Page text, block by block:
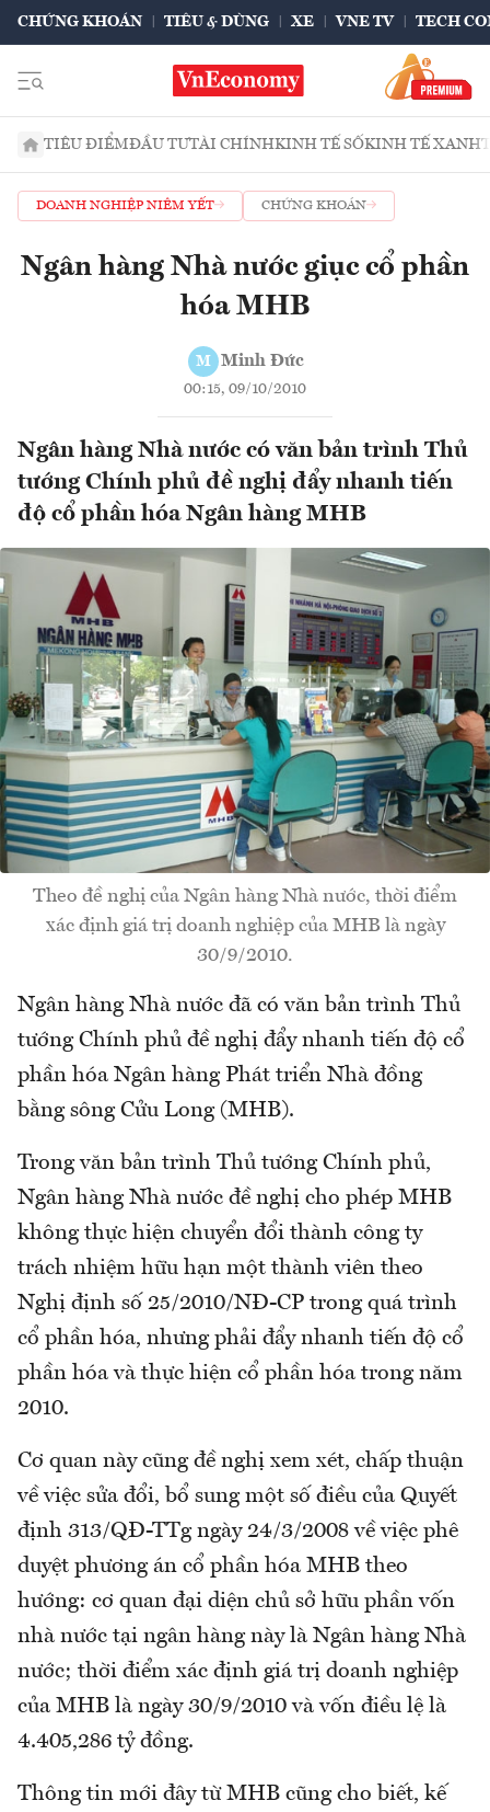
CHỨNG KHOÁN TIÊU & DÙNG XE VNE TV TECH
TIÊU ĐIỂMĐẦU TƯTÀI CHÍNHKINH TẾ SỐKINH TẾ XANH
DOANH NGHIỆP NIÊM YẾT CHỨNG KHOÁN
Ngân hàng Nhà nước giục cổ phần
hóa MHB
M Minh Đức
00:15, 09/10/2010
Ngân hàng Nhà nước có văn bản trình Thủ
tướng Chính phủ đề nghị đẩy nhanh tiến
độ cổ phần hóa Ngân hàng MHB
Theo đề nghị của Ngân hàng Nhà nước, thời điểm
xác định giá trị doanh nghiệp của MHB là ngày
30/9/2010.
Ngân hàng Nhà nước đã có văn bản trình Thủ
tướng Chính phủ đề nghị đẩy nhanh tiến độ cổ
phần hóa Ngân hàng Phát triển Nhà đồng
bằng sông Cửu Long (MHB).
Trong văn bản trình Thủ tướng Chính phủ,
Ngân hàng Nhà nước đề nghị cho phép MHB
không thực hiện chuyển đổi thành công ty
trách nhiệm hữu hạn một thành viên theo
Nghị định số 25/2010/NĐ-CP trong quá trình
cổ phần hóa, nhưng phải đẩy nhanh tiến độ cổ
phần hóa và thực hiện cổ phần hóa trong năm
2010.
Cơ quan này cũng đề nghị xem xét, chấp thuận
về việc sửa đổi, bổ sung một số điều của Quyết
định 313/QĐ-TTg ngày 24/3/2008 về việc phê
duyệt phương án cổ phần hóa MHB theo
hướng: cơ quan đại diện chủ sở hữu phần vốn
nhà nước tại ngân hàng này là Ngân hàng Nhà
nước; thời điểm xác định giá trị doanh nghiệp
của MHB là ngày 30/9/2010 và vốn điều lệ là
4.405,286 tỷ đồng.
Thông tin mới đây từ MHB cũng cho biết, kế